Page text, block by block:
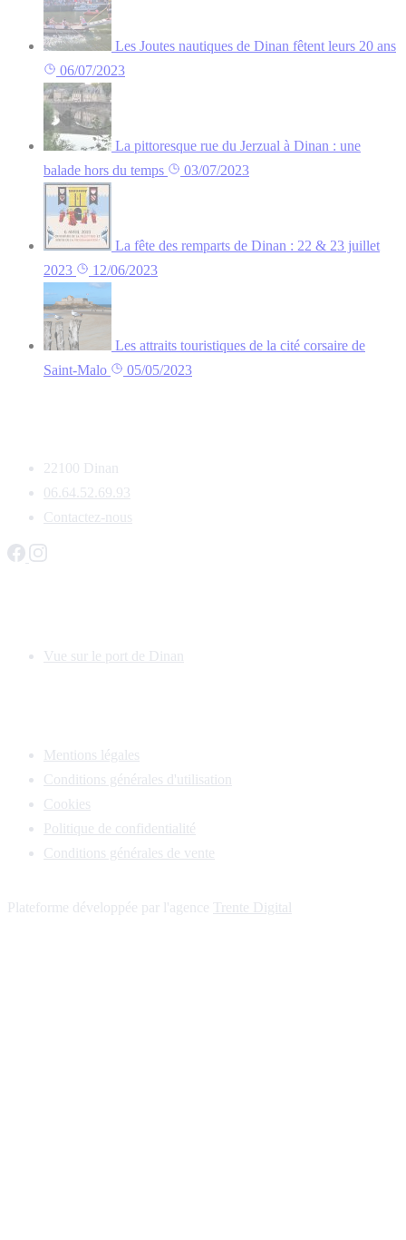
Les Joutes nautiques de Dinan fêtent leurs 20 ans
06/07/2023
La pittoresque rue du Jerzual à Dinan : une
balade hors du temps
03/07/2023
La fête des remparts de Dinan : 22 & 23 juillet
2023
12/06/2023
Les attraits touristiques de la cité corsaire de
Saint-Malo
05/05/2023
22100 Dinan
06.64.52.69.93
Contactez-nous
Vue sur le port de Dinan
Mentions légales
Conditions générales d'utilisation
Cookies
Politique de confidentialité
Conditions générales de vente
Plateforme développée par l'agence Trente Digital